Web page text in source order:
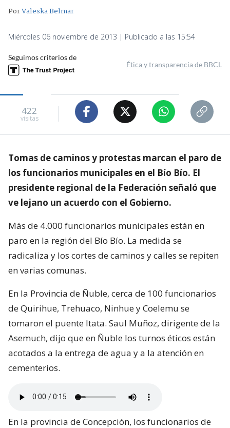
PorValeska Belmar
Miércoles 06 noviembre de 2013 | Publicado a las 15:54
Seguimos criterios de
Ética y transparencia de BBCL
422
visitas
Tomas de caminos y protestas marcan el paro de
los funcionarios municipales en el Bío Bío. El
presidente regional de la Federación señaló que
ve lejano un acuerdo con el Gobierno.
Más de 4.000 funcionarios municipales están en
paro en la región del Bío Bío. La medida se
radicaliza y los cortes de caminos y calles se repiten
en varias comunas.
En la Provincia de Ñuble, cerca de 100 funcionarios
de Quirihue, Trehuaco, Ninhue y Coelemu se
tomaron el puente Itata. Saul Muñoz, dirigente de la
Asemuch, dijo que en Ñuble los turnos éticos están
acotados a la entrega de agua y a la atención en
cementerios.
En la provincia de Concepción, los funcionarios de